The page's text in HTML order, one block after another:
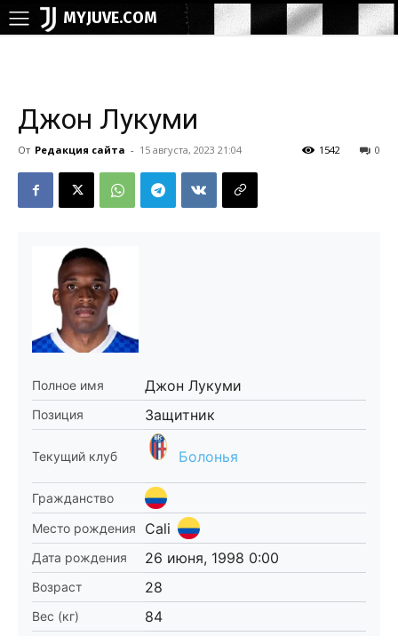
MYJUVE.COM
Джон Лукуми
От Редакция сайта - 15 августа, 2023 21:04 0
1542
Полное имя Джон Лукуми
Позиция Защитник
Текущий клуб Болонья
Гражданство
Место рождения
Cali
Дата рождения 26 июня, 1998 0:00
Возраст 28
Вес (кг) 84